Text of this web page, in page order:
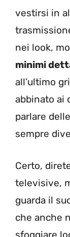
vestirsi in
nei look,
minimi
all’ultimo
abbinato ai
parlare
sempre
Certo,
televisive,
guarda il
che anche
sfoggiare